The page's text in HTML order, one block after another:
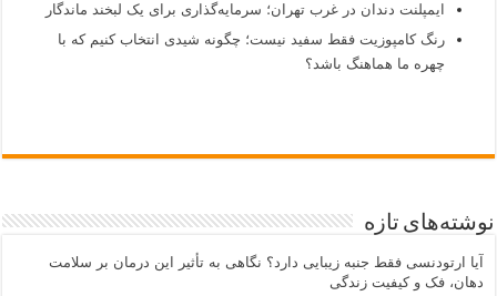
ایمپلنت دندان در غرب تهران؛ سرمایه‌گذاری برای یک لبخند ماندگار
رنگ کامپوزیت فقط سفید نیست؛ چگونه شیدی انتخاب کنیم که با
چهره ما هماهنگ باشد؟
نوشته‌های تازه
آیا ارتودنسی فقط جنبه زیبایی دارد؟ نگاهی به تأثیر این درمان بر سلامت
دهان، فک و کیفیت زندگی